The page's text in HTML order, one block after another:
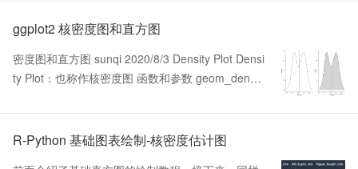
4用stat_density_ridfes()画峰峦图，
用kdeplot()函数进行绘制，具体代码如下： fig,ax =
plt.subplots(figsize=(8,5),...就完成了空间核密度估
计的可视化绘制，所涉及的绘图函数相对简单，大
家看看官网教程就可以快速掌握。...总结 Python-g
果，可以说是相对简单，但到实践过程中，也发现
一些问题(完全自己绘制过程中的感悟啊，可能存在
ggplot2 核密度图和直方图
密度图和直方图 sunqi 2020/8/3 Density Plot Densi
ty Plot：也称作核密度图 函数和参数 geom_densit
= mean(weight)) # 基础绘图单元 p <- ggplot(datas
et, aes(x = weight)) # 简单的绘图 # 添加密度图默
R-Python 基础图表绘制-核密度估计图